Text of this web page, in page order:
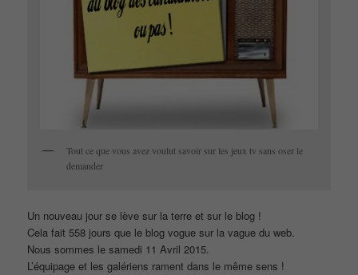
Tout ce que vous avez voulut savoir sur les jeux tv sans oser le
demander
Un nouveau jour se lève sur la terre et sur le blog !
Cela fait 558 jours que le blog vogue sur la vague du web.
Nous sommes le samedi 11 Avril 2015.
L’équipage et les galériens rament dans le même sens !